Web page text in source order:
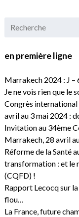
en première ligne
Marrakech 2024 : J –
Je ne vois rien que le
Congrès international
avril au 3 mai 2024 :
Invitation au 34ème
Marrakech, 28 avril
Réforme de la Santé
transformation : et le
(CQFD) !
Rapport Lecocq sur
flou…
La France, future